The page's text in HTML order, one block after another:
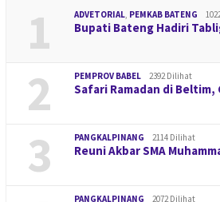
1 ADVETORIAL, PEMKAB BATENG
Bupati Bateng Hadiri
2 PEMPROV BABEL 2392 Dilihat
Safari Ramadan di
3 PANGKALPINANG 2114 Dilihat
Reuni Akbar SMA
PANGKALPINANG 2072 Dilihat